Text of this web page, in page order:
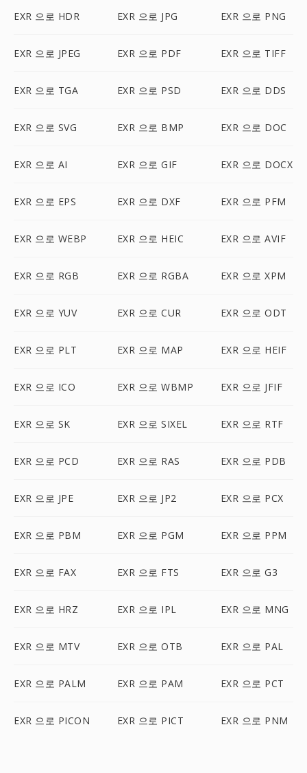
EXR 으로 HDR EXR 으로 JPG EXR 으로 PNG
EXR 으로 JPEG EXR 으로 PDF EXR 으로 TIFF
EXR 으로 TGA EXR 으로 PSD EXR 으로 DDS
EXR 으로 SVG EXR 으로 BMP EXR 으로 DOC
EXR 으로 AI EXR 으로 GIF EXR 으로 DOCX
EXR 으로 EPS EXR 으로 DXF EXR 으로 PFM
EXR 으로 WEBP EXR 으로 HEIC EXR 으로 AVIF
EXR 으로 RGB EXR 으로 RGBA EXR 으로 XPM
EXR 으로 YUV EXR 으로 CUR EXR 으로 ODT
EXR 으로 PLT EXR 으로 MAP EXR 으로 HEIF
EXR 으로 ICO EXR 으로 WBMP EXR 으로 JFIF
EXR 으로 SK EXR 으로 SIXEL EXR 으로 RTF
EXR 으로 PCD EXR 으로 RAS EXR 으로 PDB
EXR 으로 JPE EXR 으로 JP2 EXR 으로 PCX
EXR 으로 PBM EXR 으로 PGM EXR 으로 PPM
EXR 으로 FAX EXR 으로 FTS EXR 으로 G3
EXR 으로 HRZ EXR 으로 IPL EXR 으로 MNG
EXR 으로 MTV EXR 으로 OTB EXR 으로 PAL
EXR 으로 PALM EXR 으로 PAM EXR 으로 PCT
EXR 으로 PICON EXR 으로 PICT EXR 으로 PNM